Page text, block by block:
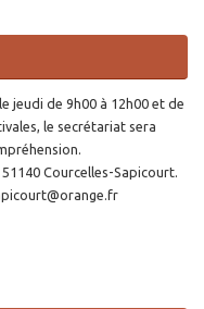
jeudi de 9h00 à 12h00 et de
le secrétariat sera
Courcelles-Sapicourt.